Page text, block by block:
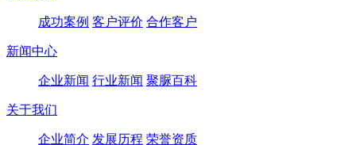
成功案例 客户评价 合作客户
新闻中心
企业新闻 行业新闻 聚脲百科
关于我们
企业简介 发展历程 荣誉资质